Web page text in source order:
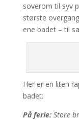
soverom til syv
største
ene badet – til
Her er en liten
badet:
På ferie:Store